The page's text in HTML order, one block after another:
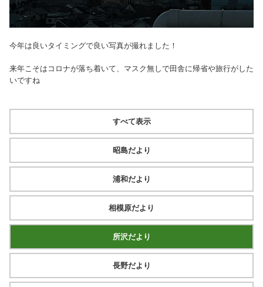
今年は良いタイミングで良い写真が撮れました！
来年こそはコロナが落ち着いて、マスク無しで田舎に帰省や旅行がした
いですね
すべて表示
昭島だより
浦和だより
相模原だより
所沢だより
長野だより